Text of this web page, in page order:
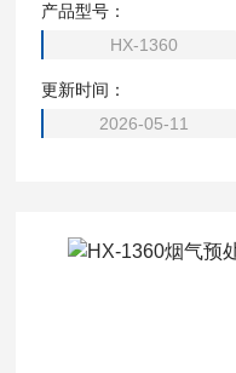
泛服务于环保、卫生、劳
门，为烟气检测提供可靠
一体现货发
产品型号：
HX-1360
更新时间：
2026-05-11